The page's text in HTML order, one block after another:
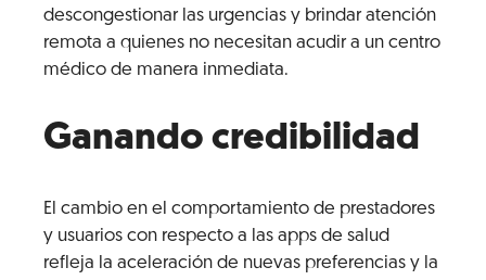
descongestionar las urgencias y brindar atención
remota a quienes no necesitan acudir a un centro
médico de manera inmediata.
Ganando credibilidad
El cambio en el comportamiento de prestadores
y usuarios con respecto a las apps de salud
refleja la aceleración de nuevas preferencias y la